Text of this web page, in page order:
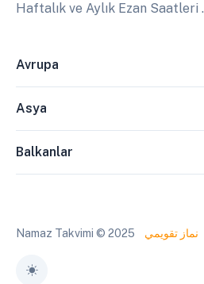
Avrupa
Asya
Balkanlar
Namaz Takvimi © 2025 نماز تقويمي
Toggle theme